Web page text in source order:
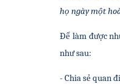
họ ngày một
Để làm được
như sau:
- Chia sẻ quan